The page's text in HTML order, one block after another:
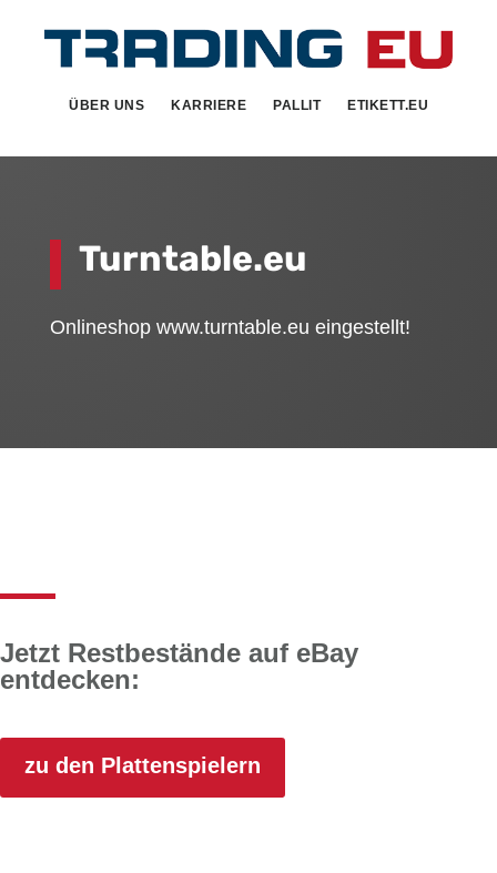
ÜBER UNS KARRIERE PALLIT ETIKETT.EU
Turntable.eu
Onlineshop www.turntable.eu eingestellt!
Jetzt Restbestände auf eBay
entdecken:
zu den Plattenspielern